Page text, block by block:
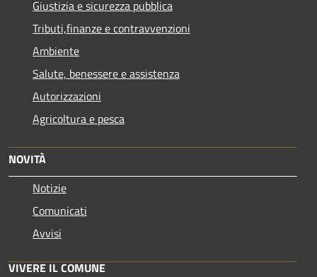
Giustizia e sicurezza pubblica
Tributi,finanze e contravvenzioni
Ambiente
Salute, benessere e assistenza
Autorizzazioni
Agricoltura e pesca
NOVITÀ
Notizie
Comunicati
Avvisi
VIVERE IL COMUNE